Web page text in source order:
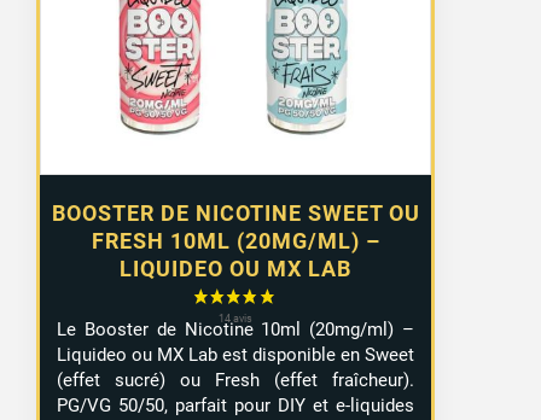
BOOSTER DE NICOTINE SWEET OU
FRESH 10ML (20MG/ML) –
LIQUIDEO OU MX LAB
10,99 €
Le Booster de Nicotine 10ml (20mg/ml) –
Liquideo ou MX Lab est disponible en Sweet
(effet sucré) ou Fresh (effet fraîcheur).
PG/VG 50/50, parfait pour DIY et e-liquides